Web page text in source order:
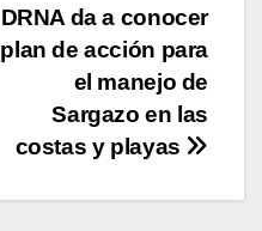
DRNA da a conocer
plan de acción para
el manejo de
Sargazo en las
costas y playas